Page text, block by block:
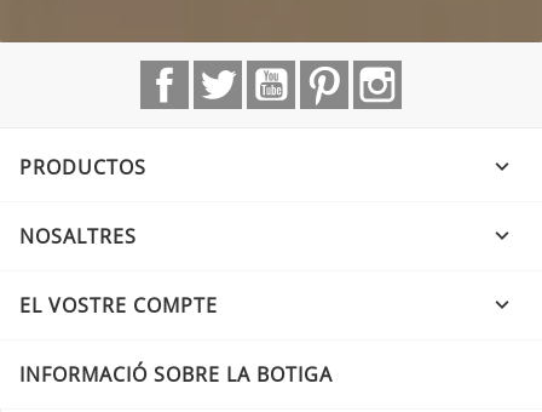
FacebookTwitter YouTubePinterest
PRODUCTOS 
NOSALTRES 
EL VOSTRE COMPTE 
INFORMACIÓ SOBRE LA BOTIGA